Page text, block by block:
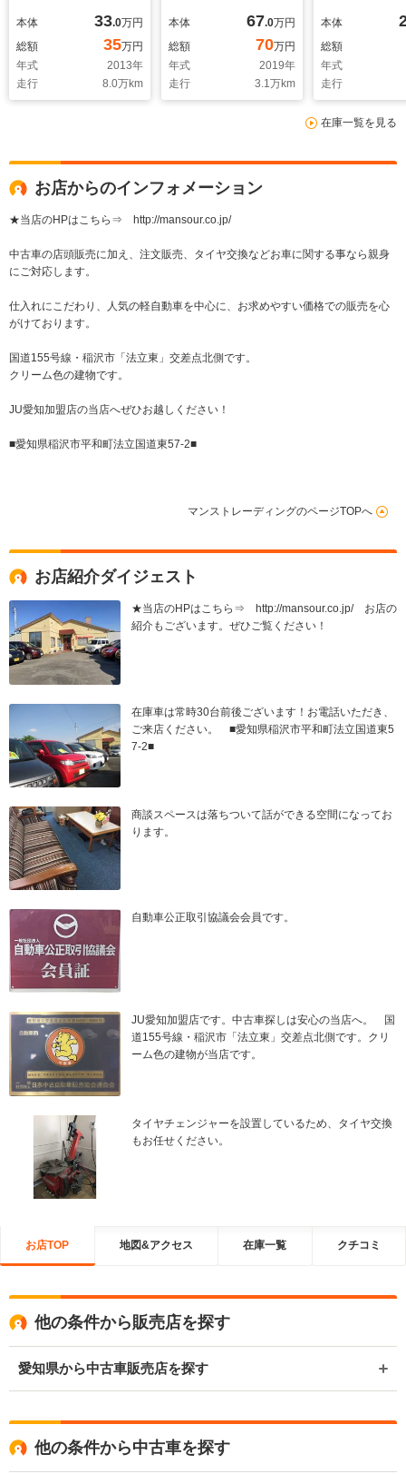
スライドドア スマー
トキー
本体 33.0万円
総額
35万円
年式
2013年
走行
8.0万km
本体 67.0万円
総額
70万円
年式
2019年
走行
3.1万km
り
本体
総額
年式
走行
在庫一覧を見る
お店からのインフォメーション
★当店のHPはこちら⇒ http://mansour.co.jp/
中古車の店頭販売に加え、注文販売、タイヤ交換などお車に関する事なら親身
にご対応します。
仕入れにこだわり、人気の軽自動車を中心に、お求めやすい価格での販売を心
がけております。
国道155号線・稲沢市「法立東」交差点北側です。
クリーム色の建物です。
JU愛知加盟店の当店へぜひお越しください！
■愛知県稲沢市平和町法立国道東57-2■
マンストレーディングのページTOPへ
お店紹介ダイジェスト
★当店のHPはこちら⇒ http://mansour.co.jp/ お店の
紹介もございます。ぜひご覧ください！
在庫車は常時30台前後ございます！お電話いただき、
ご来店ください。 ■愛知県稲沢市平和町法立国道東5
7-2■
商談スペースは落ちついて話ができる空間になってお
ります。
自動車公正取引協議会会員です。
JU愛知加盟店です。中古車探しは安心の当店へ。 国
道155号線・稲沢市「法立東」交差点北側です。クリ
ーム色の建物が当店です。
タイヤチェンジャーを設置しているため、タイヤ交換
もお任せください。
お店TOP 地図&アクセス 在庫一覧 クチコミ
他の条件から販売店を探す
愛知県から中古車販売店を探す
他の条件から中古車を探す